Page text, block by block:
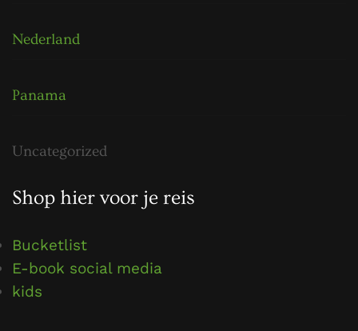
Nederland
Panama
Uncategorized
Shop hier voor je reis
Bucketlist
E-book social media
kids